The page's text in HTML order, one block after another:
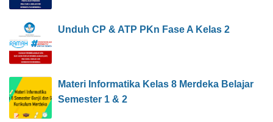
Unduh CP & ATP PKn Fase A Kelas 2
Materi Informatika Kelas 8 Merdeka Belajar
Semester 1 & 2